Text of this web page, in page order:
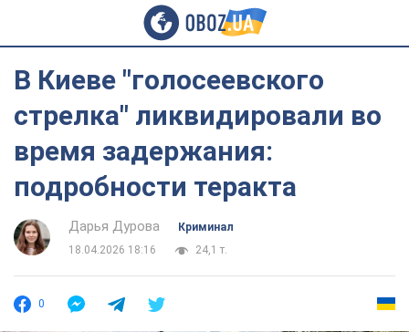
В Киеве "голосеевского
стрелка" ликвидировали во
время задержания:
подробности теракта
Дарья Дурова
Криминал
18.04.2026 18:16
24,1 т.
0